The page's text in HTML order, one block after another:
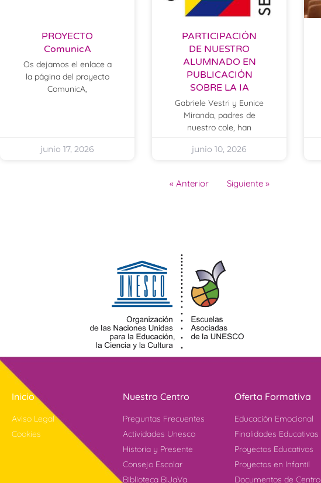
PROYECTO
ComunicA
Os dejamos el enlace a
la página del proyecto
ComunicA,
junio 17, 2026
PARTICIPACIÓN
DE NUESTRO
ALUMNADO EN
PUBLICACIÓN
SOBRE LA IA
Gabriele Vestri y Eunice
Miranda, padres de
nuestro cole, han
junio 10, 2026
« Anterior Siguiente »
Inicio
Aviso Legal
Cookies
Nuestro Centro
Preguntas Frecuentes
Actividades Unesco
Historia y Presente
Consejo Escolar
Biblioteca BiJaVa
Oferta Formativa
Educación Emocional
Finalidades Educativas
Proyectos Educativos
Proyectos en Infantil
Documentos de Centro